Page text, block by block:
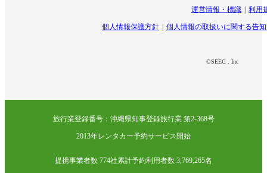
運営情報・標識 利用
個人情報保護方針 個人情報の取扱いに関する告
©SEEC . Inc
旅行業登録番号：沖縄県知事登録旅行業 第2-368号
2013年レンタカー予約サービス開始
提携事業者数 774社累計予約利用者数 3,769,265名